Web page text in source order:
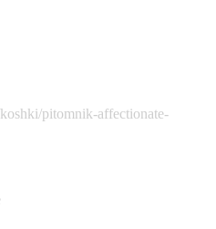
pitomnik-affectionate-